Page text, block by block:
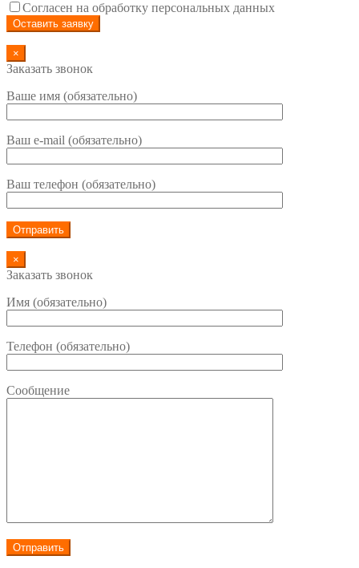
Согласен на обработку персональных данных
×
Заказать звонок
Ваше имя (обязательно)
Ваш e-mail (обязательно)
Ваш телефон (обязательно)
×
Заказать звонок
Имя (обязательно)
Телефон (обязательно)
Сообщение